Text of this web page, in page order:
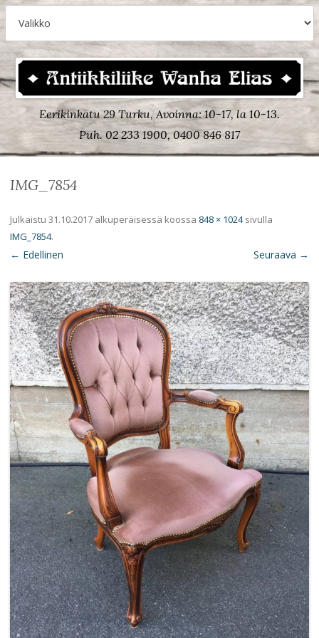
Eerikinkatu 29 Turku, Avoinna: 10-17, la 10-13.
Puh. 02 233 1900, 0400 846 817
IMG_7854
Julkaistu 31.10.2017 alkuperäisessä koossa 848 × 1024sivulla
IMG_7854.
← Edellinen Seuraava →